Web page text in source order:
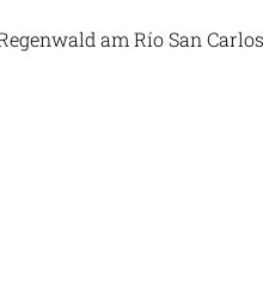
am Río San Carlos